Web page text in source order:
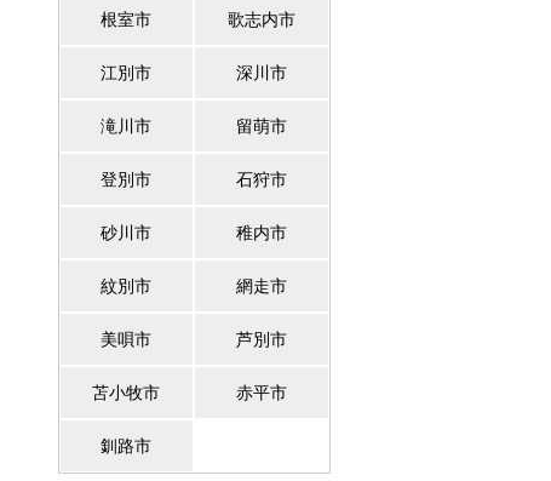
根室市 歌志内市
江別市 深川市
滝川市 留萌市
登別市 石狩市
砂川市 稚内市
紋別市 網走市
美唄市 芦別市
苫小牧市 赤平市
釧路市